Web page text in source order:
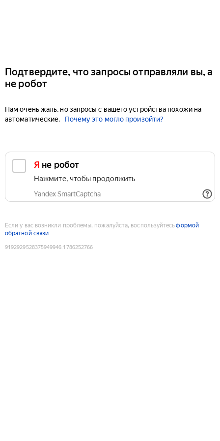
Подтвердите, что запросы отправляли вы, а
не робот
Нам очень жаль, но запросы с вашего устройства похожи на
автоматические.
Почему это могло произойти?
Я не робот
Нажмите, чтобы продолжить
Yandex SmartCaptcha
Если у вас возникли проблемы, пожалуйста, воспользуйтесьформой
обратной связи
9192929528375949946:1786252766